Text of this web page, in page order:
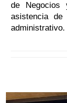
de
asistencia de
administrativo.